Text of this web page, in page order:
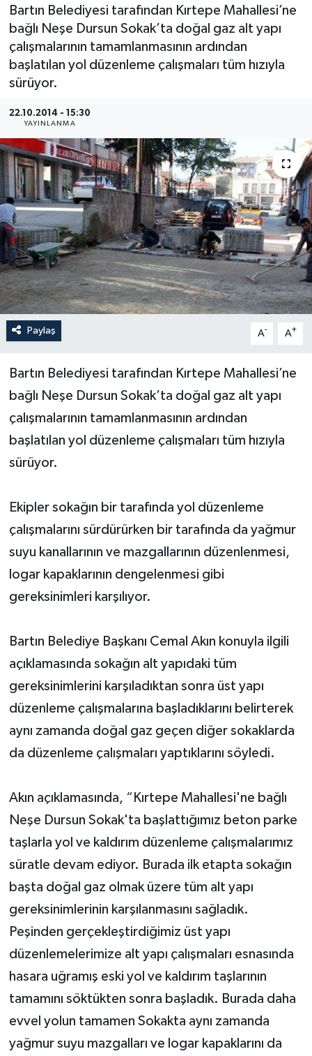
Bartın Belediyesi tarafından Kırtepe Mahallesi’ne
bağlı Neşe Dursun Sokak’ta doğal gaz alt yapı
çalışmalarının tamamlanmasının ardından
başlatılan yol düzenleme çalışmaları tüm hızıyla
sürüyor.
22.10.2014 - 15:30
YAYINLANMA
Paylaş A- A+
Bartın Belediyesi tarafından Kırtepe Mahallesi’ne
bağlı Neşe Dursun Sokak’ta doğal gaz alt yapı
çalışmalarının tamamlanmasının ardından
başlatılan yol düzenleme çalışmaları tüm hızıyla
sürüyor.
Ekipler sokağın bir tarafında yol düzenleme
çalışmalarını sürdürürken bir tarafında da yağmur
suyu kanallarının ve mazgallarının düzenlenmesi,
logar kapaklarının dengelenmesi gibi
gereksinimleri karşılıyor.
Bartın Belediye Başkanı Cemal Akın konuyla ilgili
açıklamasında sokağın alt yapıdaki tüm
gereksinimlerini karşıladıktan sonra üst yapı
düzenleme çalışmalarına başladıklarını belirterek
aynı zamanda doğal gaz geçen diğer sokaklarda
da düzenleme çalışmaları yaptıklarını söyledi.
Akın açıklamasında, “Kırtepe Mahallesi'ne bağlı
Neşe Dursun Sokak'ta başlattığımız beton parke
taşlarla yol ve kaldırım düzenleme çalışmalarımız
süratle devam ediyor. Burada ilk etapta sokağın
başta doğal gaz olmak üzere tüm alt yapı
gereksinimlerinin karşılanmasını sağladık.
Peşinden gerçekleştirdiğimiz üst yapı
düzenlemelerimize alt yapı çalışmaları esnasında
hasara uğramış eski yol ve kaldırım taşlarının
tamamını söktükten sonra başladık. Burada daha
evvel yolun tamamen Sokakta aynı zamanda
yağmur suyu mazgalları ve logar kapaklarını da
Medya
Sağlık
Siyaset
Spor
Tarım
Turizm
Yaşam
Yerel Yönetimler
DÜNYA
YEREL